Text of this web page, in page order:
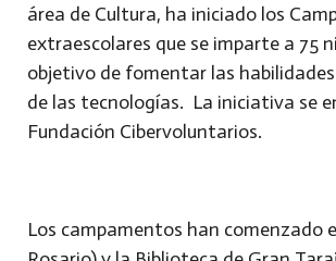
área de Cultura, ha iniciado los
extraescolares que se imparte a 75
objetivo de fomentar las
de las tecnologías. La iniciativa se
Fundación Cibervoluntarios.
Los campamentos han comenzado